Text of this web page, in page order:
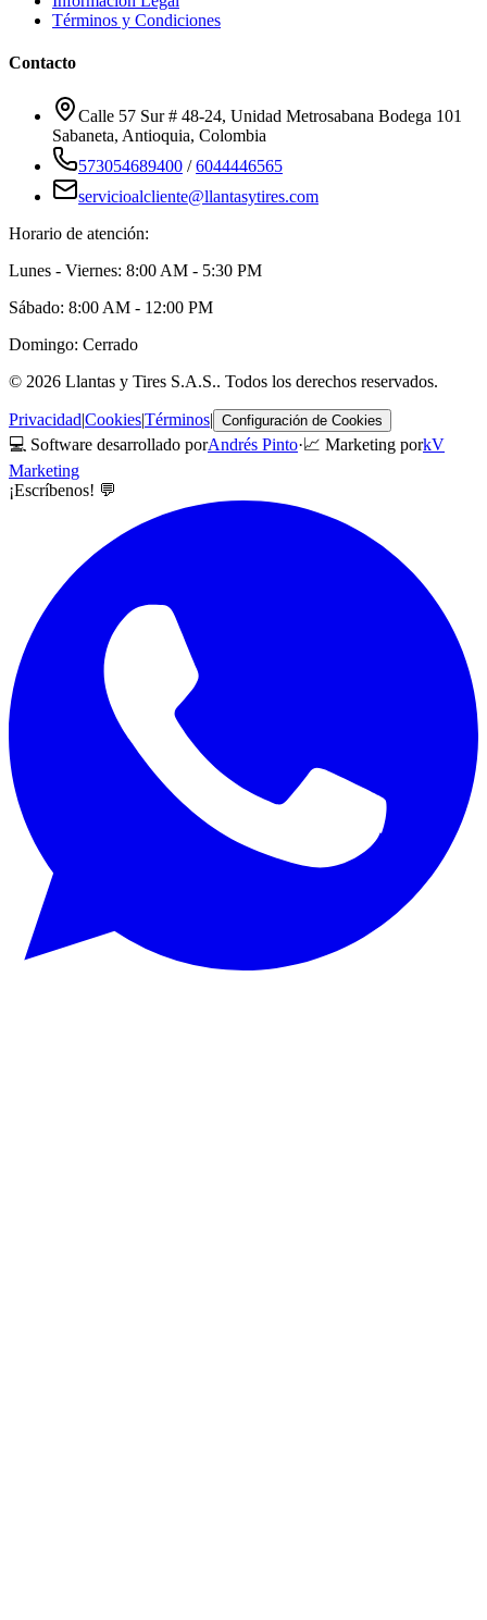
Términos y Condiciones
Contacto
Calle 57 Sur # 48-24, Unidad Metrosabana Bodega 101
Sabaneta, Antioquia, Colombia
573054689400 /6044446565
servicioalcliente@llantasytires.com
Horario de atención:
Lunes - Viernes: 8:00 AM - 5:30 PM
Sábado: 8:00 AM - 12:00 PM
Domingo: Cerrado
© 2026 Llantas y Tires S.A.S.. Todos los derechos reservados.
Privacidad|Cookies|Términos| Configuración de Cookies
💻 Software desarrollado porAndrés Pinto·📈 Marketing porkV
Marketing
¡Escríbenos! 💬